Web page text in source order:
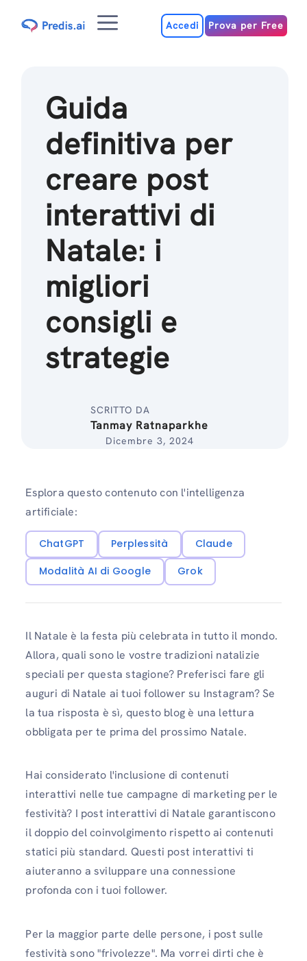
MenuAccedi Prova per Free
Guida
definitiva per
creare post
interattivi di
Natale: i
migliori
consigli e
strategie
SCRITTO DA
Tanmay Ratnaparkhe
Dicembre 3, 2024
Esplora questo contenuto con l'intelligenza
artificiale:
ChatGPT Perplessità
Claude
Modalità AI di Google
Grok
Il Natale è la festa più celebrata in tutto il mondo.
Allora, quali sono le vostre tradizioni natalizie
speciali per questa stagione? Preferisci fare gli
auguri di Natale ai tuoi follower su Instagram? Se
la tua risposta è sì, questo blog è una lettura
obbligata per te prima del prossimo Natale.
Hai considerato l'inclusione di contenuti
interattivi nelle tue campagne di marketing per le
festività? I post interattivi di Natale garantiscono
il doppio del coinvolgimento rispetto ai contenuti
statici più standard. Questi post interattivi ti
aiuteranno a sviluppare una connessione
profonda con i tuoi follower.
Per la maggior parte delle persone, i post sulle
festività sono "frivolezze". Ma vorrei dirti che è